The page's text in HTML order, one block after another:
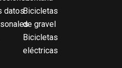
datosBicicletas
de gravel
Bicicletas
eléctricas